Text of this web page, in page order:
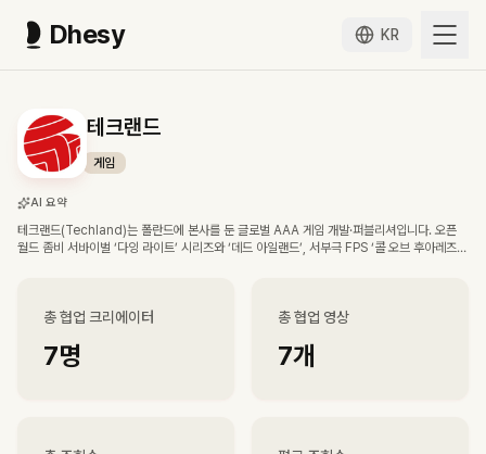
Dhesy KR
테크랜드
게임
AI 요약
테크랜드(Techland)는 폴란드에 본사를 둔 글로벌 AAA 게임 개발·퍼블리셔입니다. 오픈
월드 좀비 서바이벌 ‘다잉 라이트’ 시리즈와 ‘데드 아일랜드’, 서부극 FPS ‘콜 오브 후아레즈’
총 협업 크리에이터
7명
총 협업 영상
7개